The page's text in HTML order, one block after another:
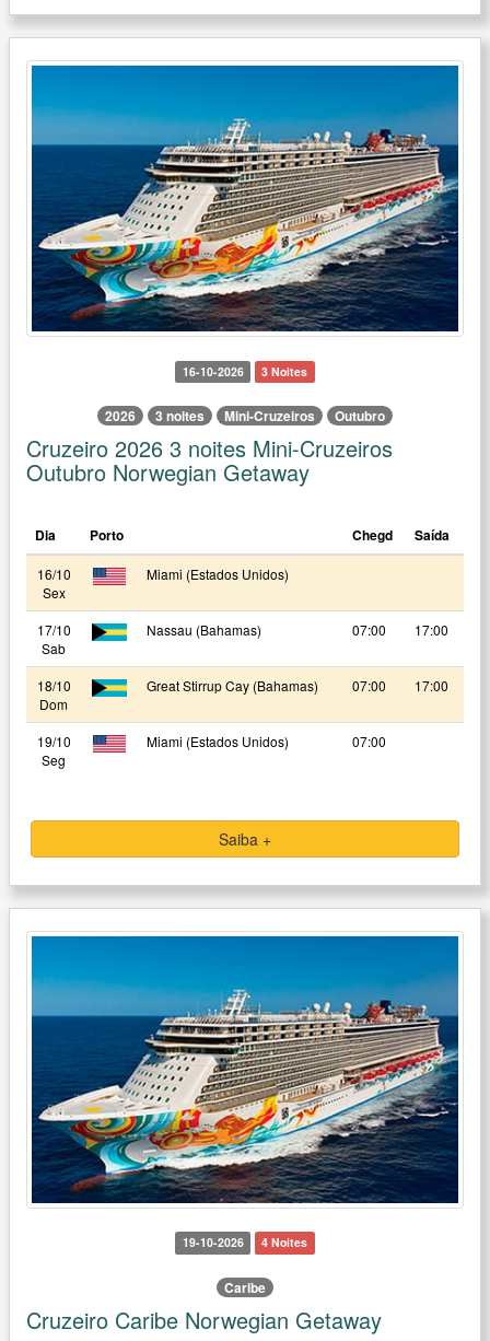
16-10-2026 3 Noites
2026 3 noites Mini-Cruzeiros Outubro
Cruzeiro 2026 3 noites Mini-Cruzeiros
Outubro Norwegian Getaway
Dia Porto Chegd Saída
16/10
Sex
Miami (Estados Unidos)
17/10
Sab
Nassau (Bahamas) 07:00 17:00
18/10
Dom
Great Stirrup Cay (Bahamas) 07:00 17:00
19/10
Seg
Miami (Estados Unidos) 07:00
Saiba +
19-10-2026 4 Noites
Caribe
Cruzeiro Caribe Norwegian Getaway